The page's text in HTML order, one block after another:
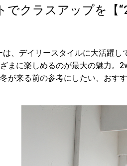
クラスアップを【
、デイリースタイルに大活躍し
まに楽しめるのが最大の魅力。
が来る前の参考にしたい、おす